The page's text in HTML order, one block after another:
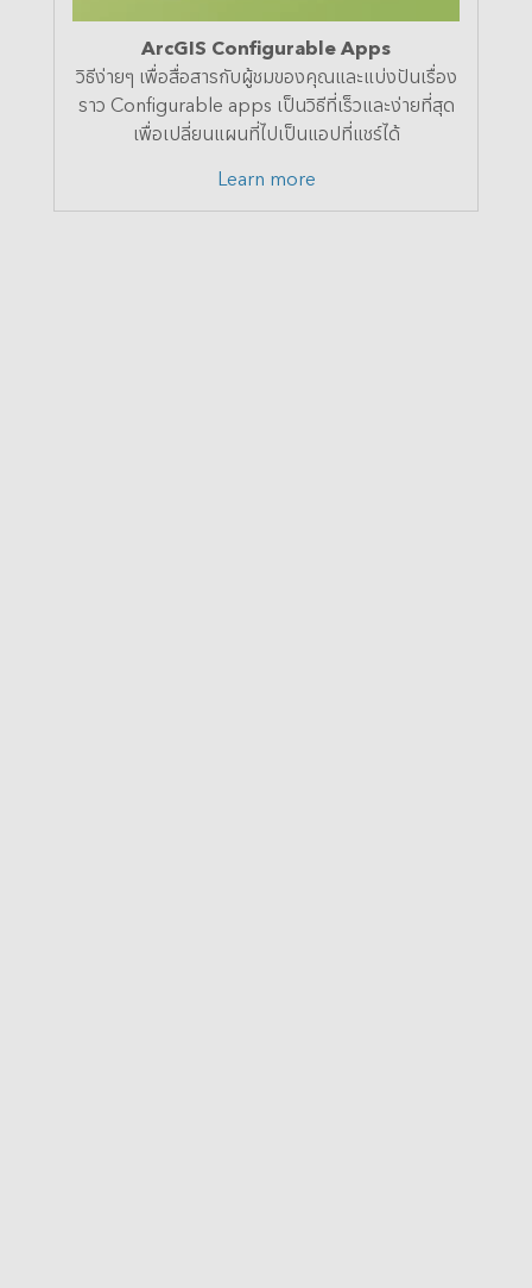
ArcGIS Configurable Apps
วิธีง่ายๆ เพื่อสื่อสารกับผู้ชมของคุณและแบ่งปันเรื่อง
ราว Configurable apps เป็นวิธีที่เร็วและง่ายที่สุด
เพื่อเปลี่ยนแผนที่ไปเป็นแอปที่แชร์ได้
Learn more